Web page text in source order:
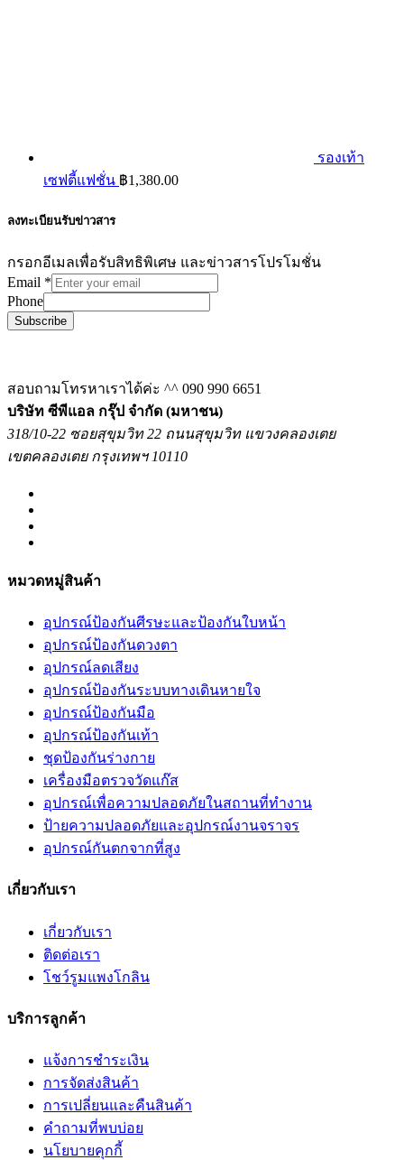
รองเท้า
เซฟตี้แฟชั่น ฿1,380.00
ลงทะเบียนรับข่าวสาร
กรอกอีเมลเพื่อรับสิทธิพิเศษ และข่าวสารโปรโมชั่น
Email *
Phone
Subscribe
สอบถามโทรหาเราได้ค่ะ ^^ 090 990 6651
บริษัท ซีพีแอล กรุ๊ป จำกัด (มหาชน)
318/10-22 ซอยสุขุมวิท 22 ถนนสุขุมวิท แขวงคลองเตย
เขตคลองเตย กรุงเทพฯ 10110
หมวดหมู่สินค้า
อุปกรณ์ป้องกันศีรษะและป้องกันใบหน้า
อุปกรณ์ป้องกันดวงตา
อุปกรณ์ลดเสียง
อุปกรณ์ป้องกันระบบทางเดินหายใจ
อุปกรณ์ป้องกันมือ
อุปกรณ์ป้องกันเท้า
ชุดป้องกันร่างกาย
เครื่องมือตรวจวัดแก๊ส
อุปกรณ์เพื่อความปลอดภัยในสถานที่ทำงาน
ป้ายความปลอดภัยและอุปกรณ์งานจราจร
อุปกรณ์กันตกจากที่สูง
เกี่ยวกับเรา
เกี่ยวกับเรา
ติดต่อเรา
โชว์รูมแพงโกลิน
บริการลูกค้า
แจ้งการชำระเงิน
การจัดส่งสินค้า
การเปลี่ยนและคืนสินค้า
คำถามที่พบบ่อย
นโยบายคุกกี้